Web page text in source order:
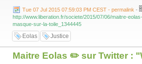
Tue 07 Jul 2015 07:59:03 PM CEST - permalink -
http://www.liberation.fr/societe/2015/07/06/maitre-
masque-sur-la-toile_1344445
Eolas Justice
Maitre Eolas ✏️ sur Twitter :